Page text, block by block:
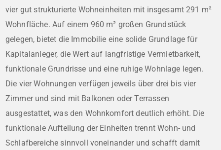
vier gut strukturierte Wohneinheiten mit insgesamt 291 m²
Wohnfläche. Auf einem 960 m² großen Grundstück
gelegen, bietet die Immobilie eine solide Grundlage für
Kapitalanleger, die Wert auf langfristige Vermietbarkeit,
funktionale Grundrisse und eine ruhige Wohnlage legen.
Die vier Wohnungen verfügen jeweils über drei bis vier
Zimmer und sind mit Balkonen oder Terrassen
ausgestattet, was den Wohnkomfort deutlich erhöht. Die
funktionale Aufteilung der Einheiten trennt Wohn- und
Schlafbereiche sinnvoll voneinander und schafft damit